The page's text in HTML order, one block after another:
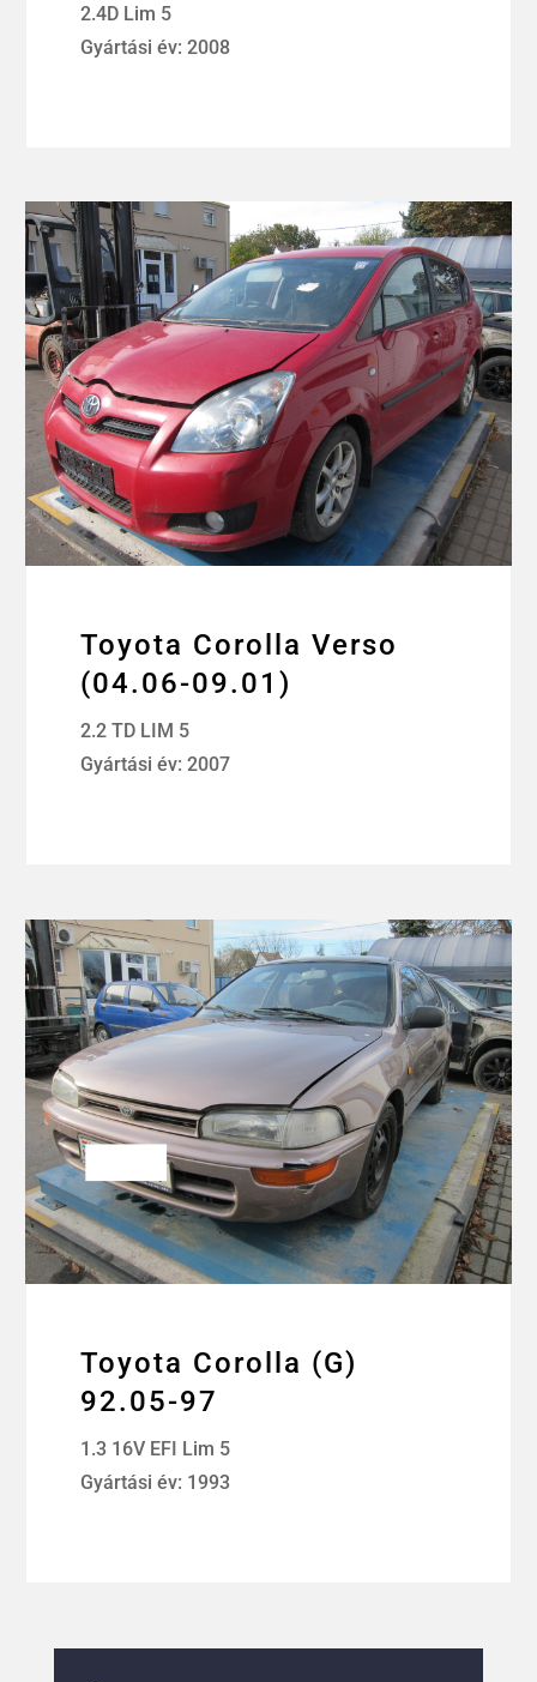
2.4D Lim 5
Gyártási év: 2008
Toyota Corolla Verso
(04.06-09.01)
2.2 TD LIM 5
Gyártási év: 2007
Toyota Corolla (G)
92.05-97
1.3 16V EFI Lim 5
Gyártási év: 1993